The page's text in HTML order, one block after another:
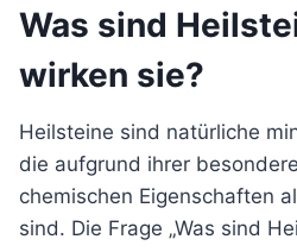
Was sind
wirken sie?
Heilsteine sind natürliche
die aufgrund ihrer
chemischen Eigenschaften
sind. Die Frage „Was sind